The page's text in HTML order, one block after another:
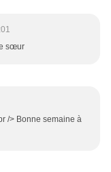
sœur
/> Bonne semaine à